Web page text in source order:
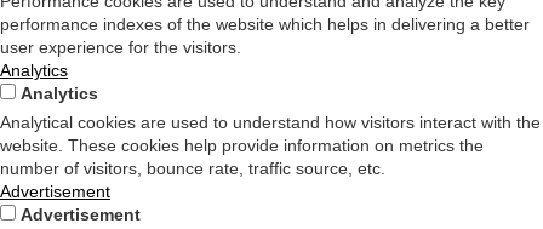
performance indexes of the website which helps in delivering a better
user experience for the visitors.
Analytics
Analytics
Analytical cookies are used to understand how visitors interact with the
website. These cookies help provide information on metrics the
number of visitors, bounce rate, traffic source, etc.
Advertisement
Advertisement